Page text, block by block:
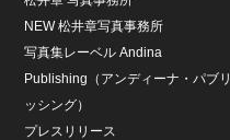
NEW 松井章写真事務所
写真集レーベル Andina
Publishing（アンディーナ・パブリ
ッシング）
プレスリリース